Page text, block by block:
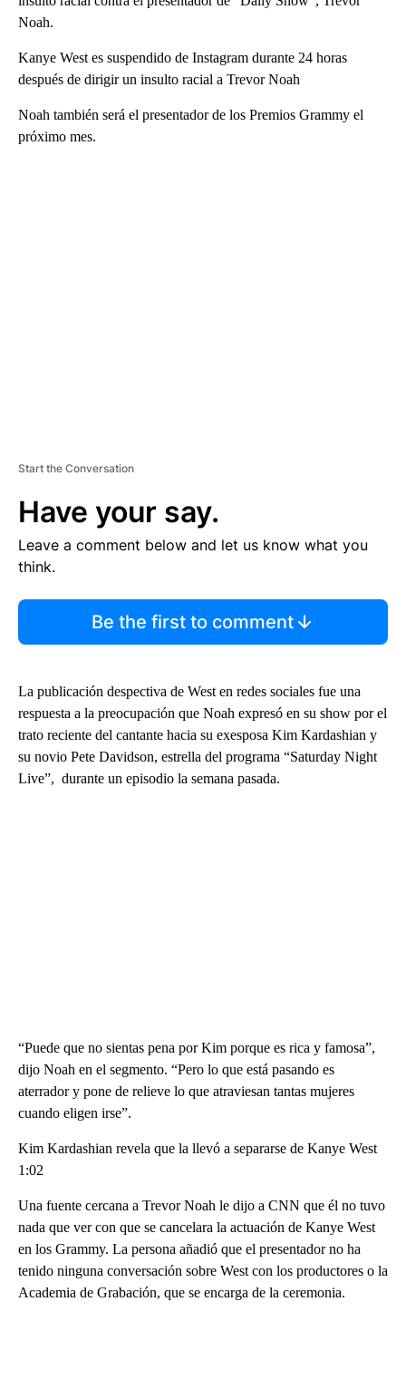
Noah.
Kanye West es suspendido de Instagram durante 24 horas
después de dirigir un insulto racial a Trevor Noah
Noah también será el presentador de los Premios Grammy el
próximo mes.
Start the Conversation
Have your say.
Leave a comment below and let us know what you
think.
Be the first to comment
La publicación despectiva de West en redes sociales fue una
respuesta a la preocupación que Noah expresó en su show por el
trato reciente del cantante hacia su exesposa Kim Kardashian y
su novio Pete Davidson, estrella del programa “Saturday Night
Live”, durante un episodio la semana pasada.
“Puede que no sientas pena por Kim porque es rica y famosa”,
dijo Noah en el segmento. “Pero lo que está pasando es
aterrador y pone de relieve lo que atraviesan tantas mujeres
cuando eligen irse”.
Kim Kardashian revela que la llevó a separarse de Kanye West
1:02
Una fuente cercana a Trevor Noah le dijo a CNN que él no tuvo
nada que ver con que se cancelara la actuación de Kanye West
en los Grammy. La persona añadió que el presentador no ha
tenido ninguna conversación sobre West con los productores o la
Academia de Grabación, que se encarga de la ceremonia.